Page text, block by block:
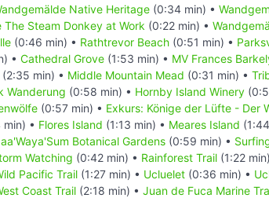
Native Heritage (0:34 min) •
The Steam Donkey at Work (0:22 min) •
(0:46 min) • Rathtrevor Beach (0:51 min) •
• Cathedral Grove (1:53 min) • MV Frances
(2:35 min) • Middle Mountain Mead (0:31 min) •
Wanderung (0:58 min) • Hornby Island Winery
(0:57 min) • Exkurs: Könige der Lüfte - Der
min) • Flores Island (1:13 min) • Meares Island
Botanical Gardens (0:59 min) •
Watching (0:42 min) • Rainforest Trail (1:22
Pacific Trail (1:27 min) • Ucluelet (0:36 min) •
Coast Trail (2:18 min) • Juan de Fuca Marine